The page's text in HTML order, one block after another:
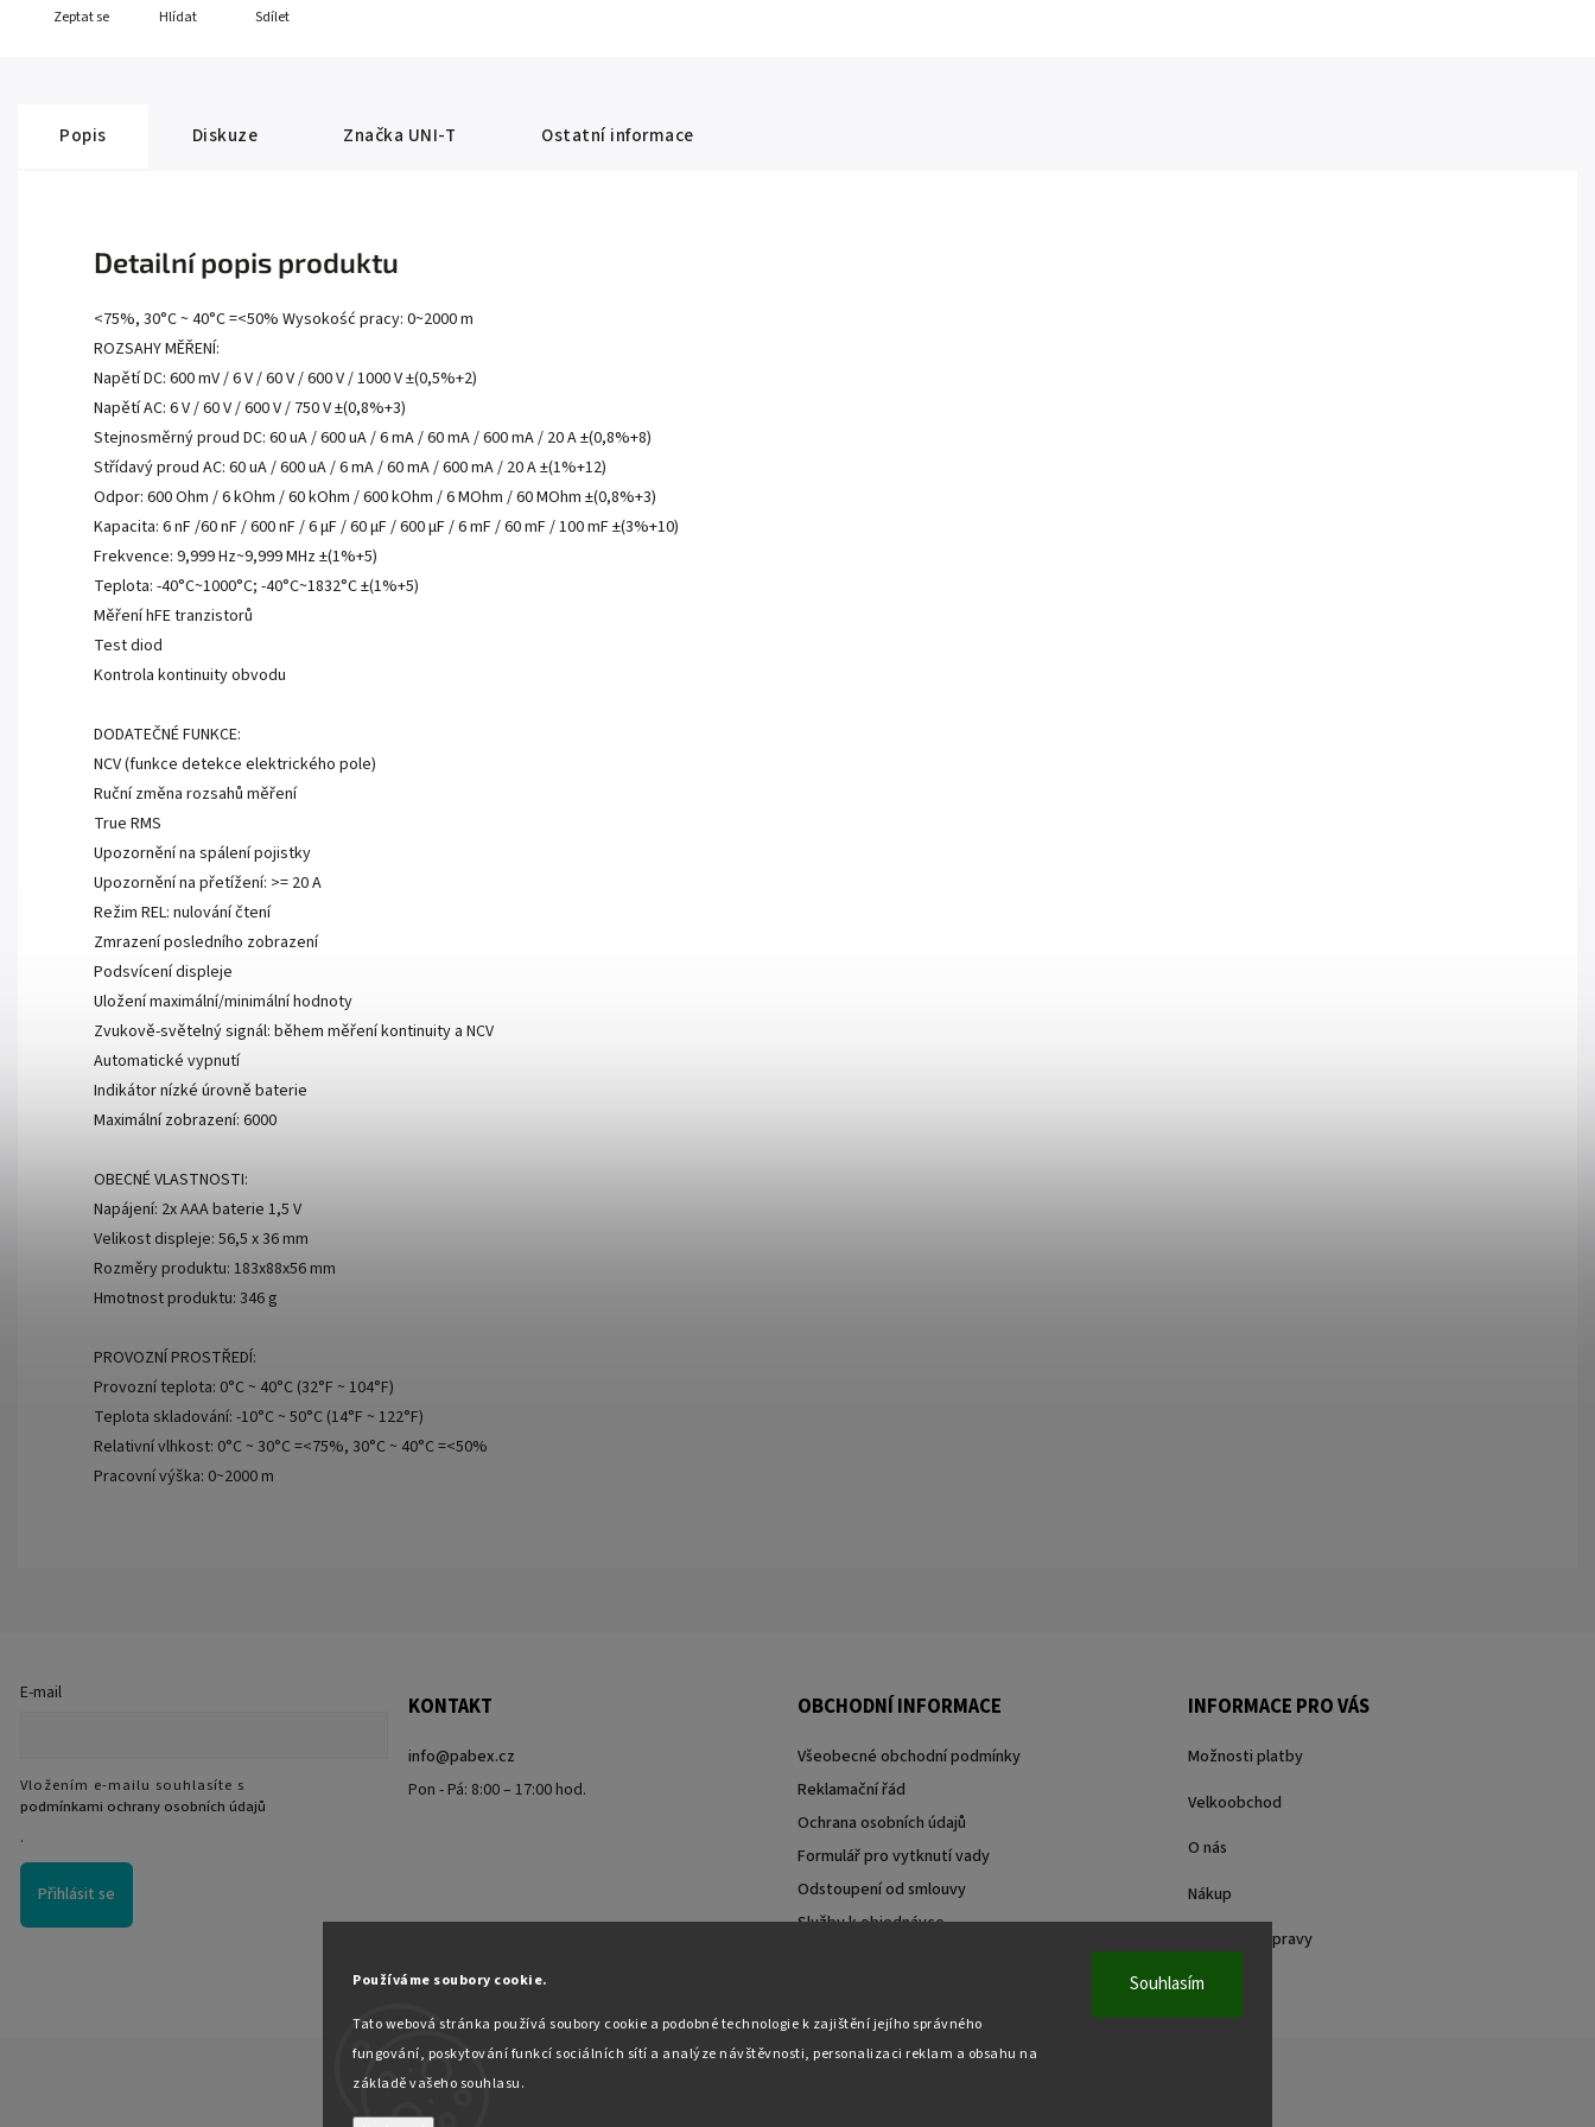
Používáme soubory cookie.
Tato webová stránka používá soubory cookie a podobné technologie k zajištění jejího správného
fungování, poskytování funkcí sociálních sítí a analýze návštěvnosti, personalizaci reklam a obsahu na
základě vašeho souhlasu.
Souhlasím
Zeptat se Hlídat Sdílet
Popis Diskuze Značka UNI-T Ostatní informace
Detailní popis produktu
<75%, 30°C ~ 40°C =<50% Wysokość pracy: 0~2000 m
ROZSAHY MĚŘENÍ:
Napětí DC: 600 mV / 6 V / 60 V / 600 V / 1000 V ±(0,5%+2)
Napětí AC: 6 V / 60 V / 600 V / 750 V ±(0,8%+3)
Stejnosměrný proud DC: 60 uA / 600 uA / 6 mA / 60 mA / 600 mA / 20 A ±(0,8%+8)
Střídavý proud AC: 60 uA / 600 uA / 6 mA / 60 mA / 600 mA / 20 A ±(1%+12)
Odpor: 600 Ohm / 6 kOhm / 60 kOhm / 600 kOhm / 6 MOhm / 60 MOhm ±(0,8%+3)
Kapacita: 6 nF /60 nF / 600 nF / 6 µF / 60 µF / 600 µF / 6 mF / 60 mF / 100 mF ±(3%+10)
Frekvence: 9,999 Hz~9,999 MHz ±(1%+5)
Teplota: -40°C~1000°C; -40°C~1832°C ±(1%+5)
Měření hFE tranzistorů
Test diod
Kontrola kontinuity obvodu
DODATEČNÉ FUNKCE:
NCV (funkce detekce elektrického pole)
Ruční změna rozsahů měření
True RMS
Upozornění na spálení pojistky
Upozornění na přetížení: >= 20 A
Režim REL: nulování čtení
Zmrazení posledního zobrazení
Podsvícení displeje
Uložení maximální/minimální hodnoty
Zvukově-světelný signál: během měření kontinuity a NCV
Automatické vypnutí
Indikátor nízké úrovně baterie
Maximální zobrazení: 6000
OBECNÉ VLASTNOSTI:
Napájení: 2x AAA baterie 1,5 V
Velikost displeje: 56,5 x 36 mm
Rozměry produktu: 183x88x56 mm
Hmotnost produktu: 346 g
PROVOZNÍ PROSTŘEDÍ:
Provozní teplota: 0°C ~ 40°C (32°F ~ 104°F)
Teplota skladování: -10°C ~ 50°C (14°F ~ 122°F)
Relativní vlhkost: 0°C ~ 30°C =<75%, 30°C ~ 40°C =<50%
Pracovní výška: 0~2000 m
E-mail
Vložením e-mailu souhlasíte s
podmínkami ochrany osobních údajů
.
Přihlásit se
KONTAKT
info@pabex.cz
Pon - Pá: 8:00 – 17:00 hod.
OBCHODNÍ INFORMACE
Všeobecné obchodní podmínky
Reklamační řád
Ochrana osobních údajů
Formulář pro vytknutí vady
Odstoupení od smlouvy
Služby k objednávce
INFORMACE PRO VÁS
Možnosti platby
Velkoobchod
O nás
Nákup
Způsoby dopravy